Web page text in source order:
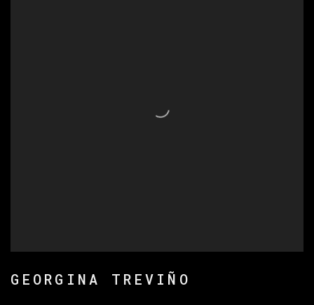
GEORGINA TREVIÑO